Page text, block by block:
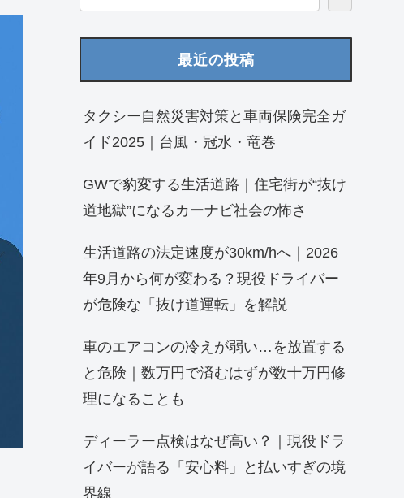
最近の投稿
タクシー自然災害対策と車両保険完全ガ
イド2025｜台風・冠水・竜巻
GWで豹変する生活道路｜住宅街が“抜け
道地獄”になるカーナビ社会の怖さ
生活道路の法定速度が30km/hへ｜2026
年9月から何が変わる？現役ドライバー
が危険な「抜け道運転」を解説
車のエアコンの冷えが弱い…を放置する
と危険｜数万円で済むはずが数十万円修
理になることも
ディーラー点検はなぜ高い？｜現役ドラ
イバーが語る「安心料」と払いすぎの境
界線